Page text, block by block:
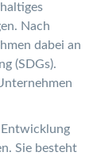
Nach
dabei an
(SDGs).
Sie besteht